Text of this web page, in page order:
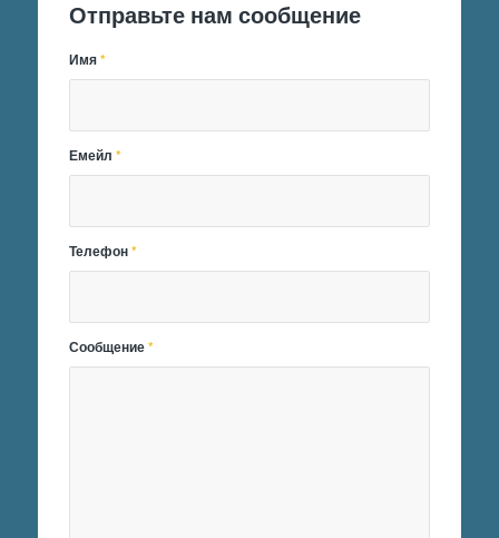
Отправьте нам сообщение
Имя*
Емейл*
Телефон*
Сообщение*